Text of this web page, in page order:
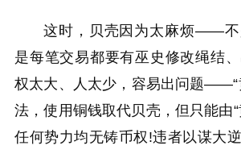
这时，贝壳因为太麻烦——不
是每笔交易都要有巫史修改绳结
权太大、人太少，容易出问题——“
法，使用铜钱取代贝壳，但只能由
任何势力均无铸币权!违者以谋大